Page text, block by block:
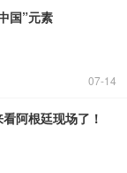
国”元素
07-14
阿根廷现场了！